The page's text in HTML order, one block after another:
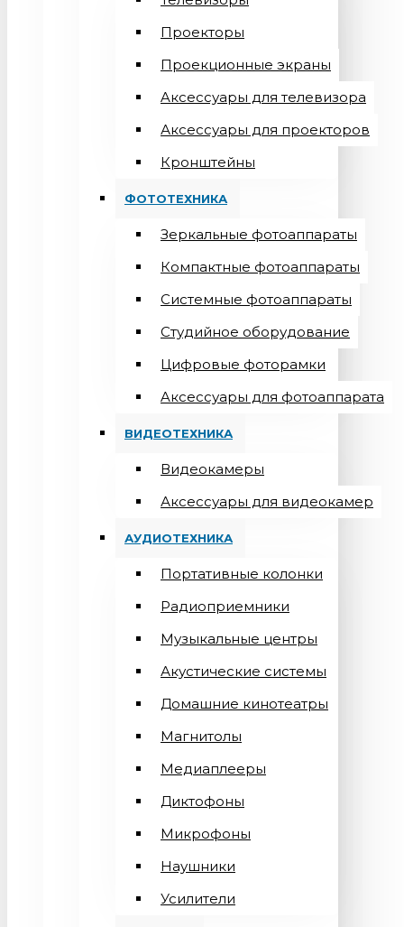
Проекторы
Проекционные экраны
Aксессуары для телевизора
Аксессуары для проекторов
Кронштейны
ФОТОТЕХНИКА
Зеркальные фотоаппараты
Компактные фотоаппараты
Системные фотоаппараты
Студийное оборудование
Цифровые фоторамки
Aксессуары для фотоаппарата
ВИДЕОТЕХНИКА
Видеокамеры
Аксессуары для видеокамер
АУДИОТЕХНИКА
Портативные колонки
Радиоприемники
Музыкальные центры
Акустические системы
Домашние кинотеатры
Магнитолы
Медиаплееры
Диктофоны
Микрофоны
Наушники
Усилители